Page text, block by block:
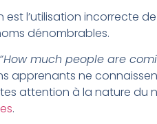
l’utilisation incorrecte de
dénombrables.
“How much people are
apprenants ne
attention à la nature du
.